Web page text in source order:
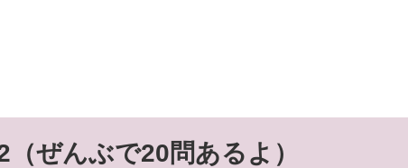
（ぜんぶで20問あるよ）